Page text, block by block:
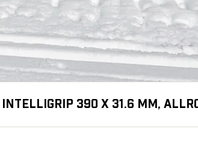
INTELLIGRIP 390 X 31.6 MM,